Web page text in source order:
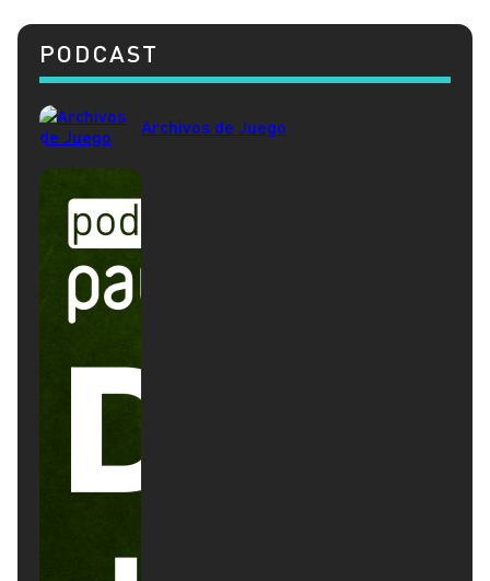
PODCAST
Archivos de Juego